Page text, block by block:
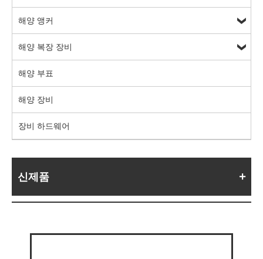
해양 앵커
해양 복장 장비
해양 부표
해양 장비
장비 하드웨어
신제품